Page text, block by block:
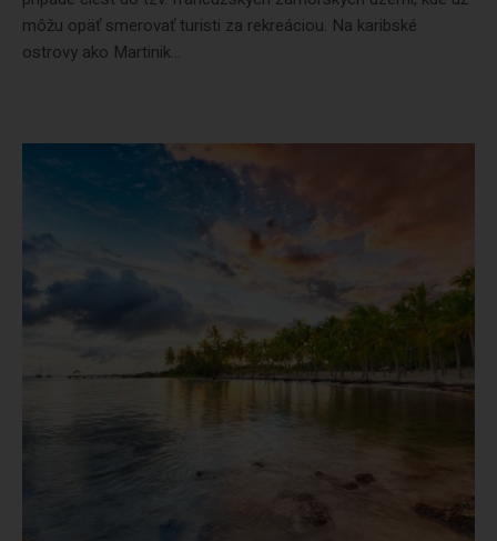
môžu opäť smerovať turisti za rekreáciou. Na karibské
ostrovy ako Martinik...